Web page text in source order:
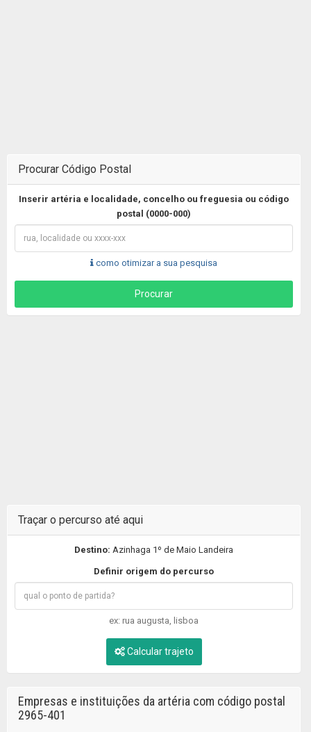
Procurar Código Postal
Inserir artéria e localidade, concelho ou freguesia ou código
postal (0000-000)
como otimizar a sua pesquisa
Traçar o percurso até aqui
Destino: Azinhaga 1º de Maio Landeira
Definir origem do percurso
ex: rua augusta, lisboa
Calcular trajeto
Empresas e instituições da artéria com código postal
2965-401